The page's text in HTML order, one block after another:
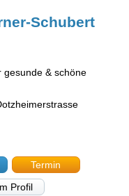
Schubert
gesunde & schöne
Termin
Profil